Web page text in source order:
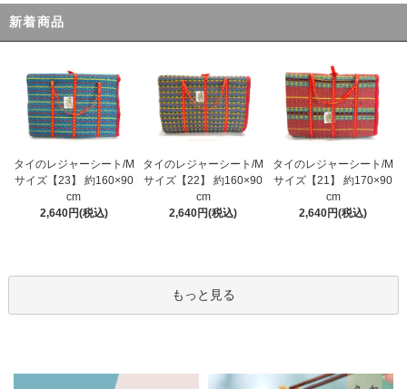
新着商品
タイのレジャーシート/M
サイズ【23】 約160×90
cm
2,640円(税込)
タイのレジャーシート/M
サイズ【22】 約160×90
cm
2,640円(税込)
タイのレジャーシート/M
サイズ【21】 約170×90
cm
2,640円(税込)
もっと見る